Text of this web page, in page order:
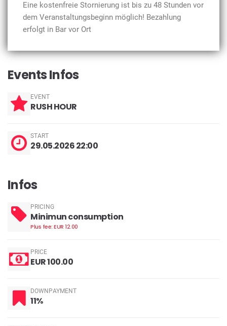
Eine kostenfreie Stornierung ist bis zu 48 Stunden vor
dem Veranstaltungsbeginn möglich! Bezahlung
erfolgt in Bar vor Ort
Events Infos
EVENT
RUSH HOUR
START
29.05.2026 22:00
Infos
PRICING
Minimun consumption
Plus fee: EUR 12.00
PRICE
EUR 100.00
DOWNPAYMENT
11%